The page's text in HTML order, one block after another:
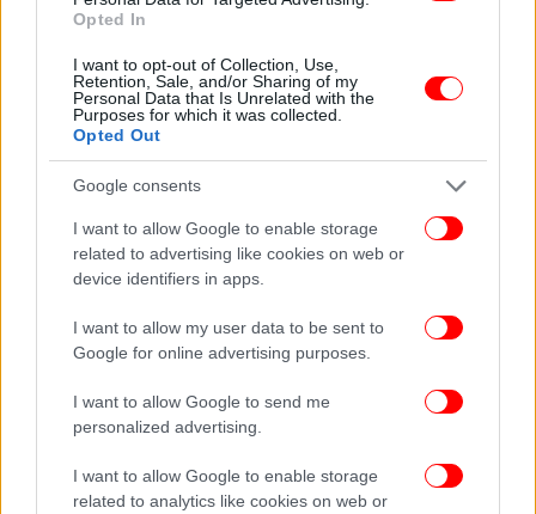
Opted In
I want to opt-out of Collection, Use,
Retention, Sale, and/or Sharing of my
Personal Data that Is Unrelated with the
Purposes for which it was collected.
Opted Out
Google consents
I want to allow Google to enable storage
related to advertising like cookies on web or
device identifiers in apps.
I want to allow my user data to be sent to
Google for online advertising purposes.
I want to allow Google to send me
personalized advertising.
I want to allow Google to enable storage
related to analytics like cookies on web or
ΠΕΡΙΣΣΟΤΕΡΑ ΒΙΝΤΕΟ
Ακολουθήστε το στο Google Newsκαι μάθετε
πρώτοι όλες τις ειδήσεις
Δείτε όλες τις τελευταίες Ειδήσεις
από την Ελλάδα και τον Κόσμο,
ΔΙΑΒΑΣΤΕ ΠΕΡΙΣΣΟΤΕΡΑ ΕΛΈΝΗ ΡΆΝΤΟΥ
ΒΑΣΊΛΗΣ